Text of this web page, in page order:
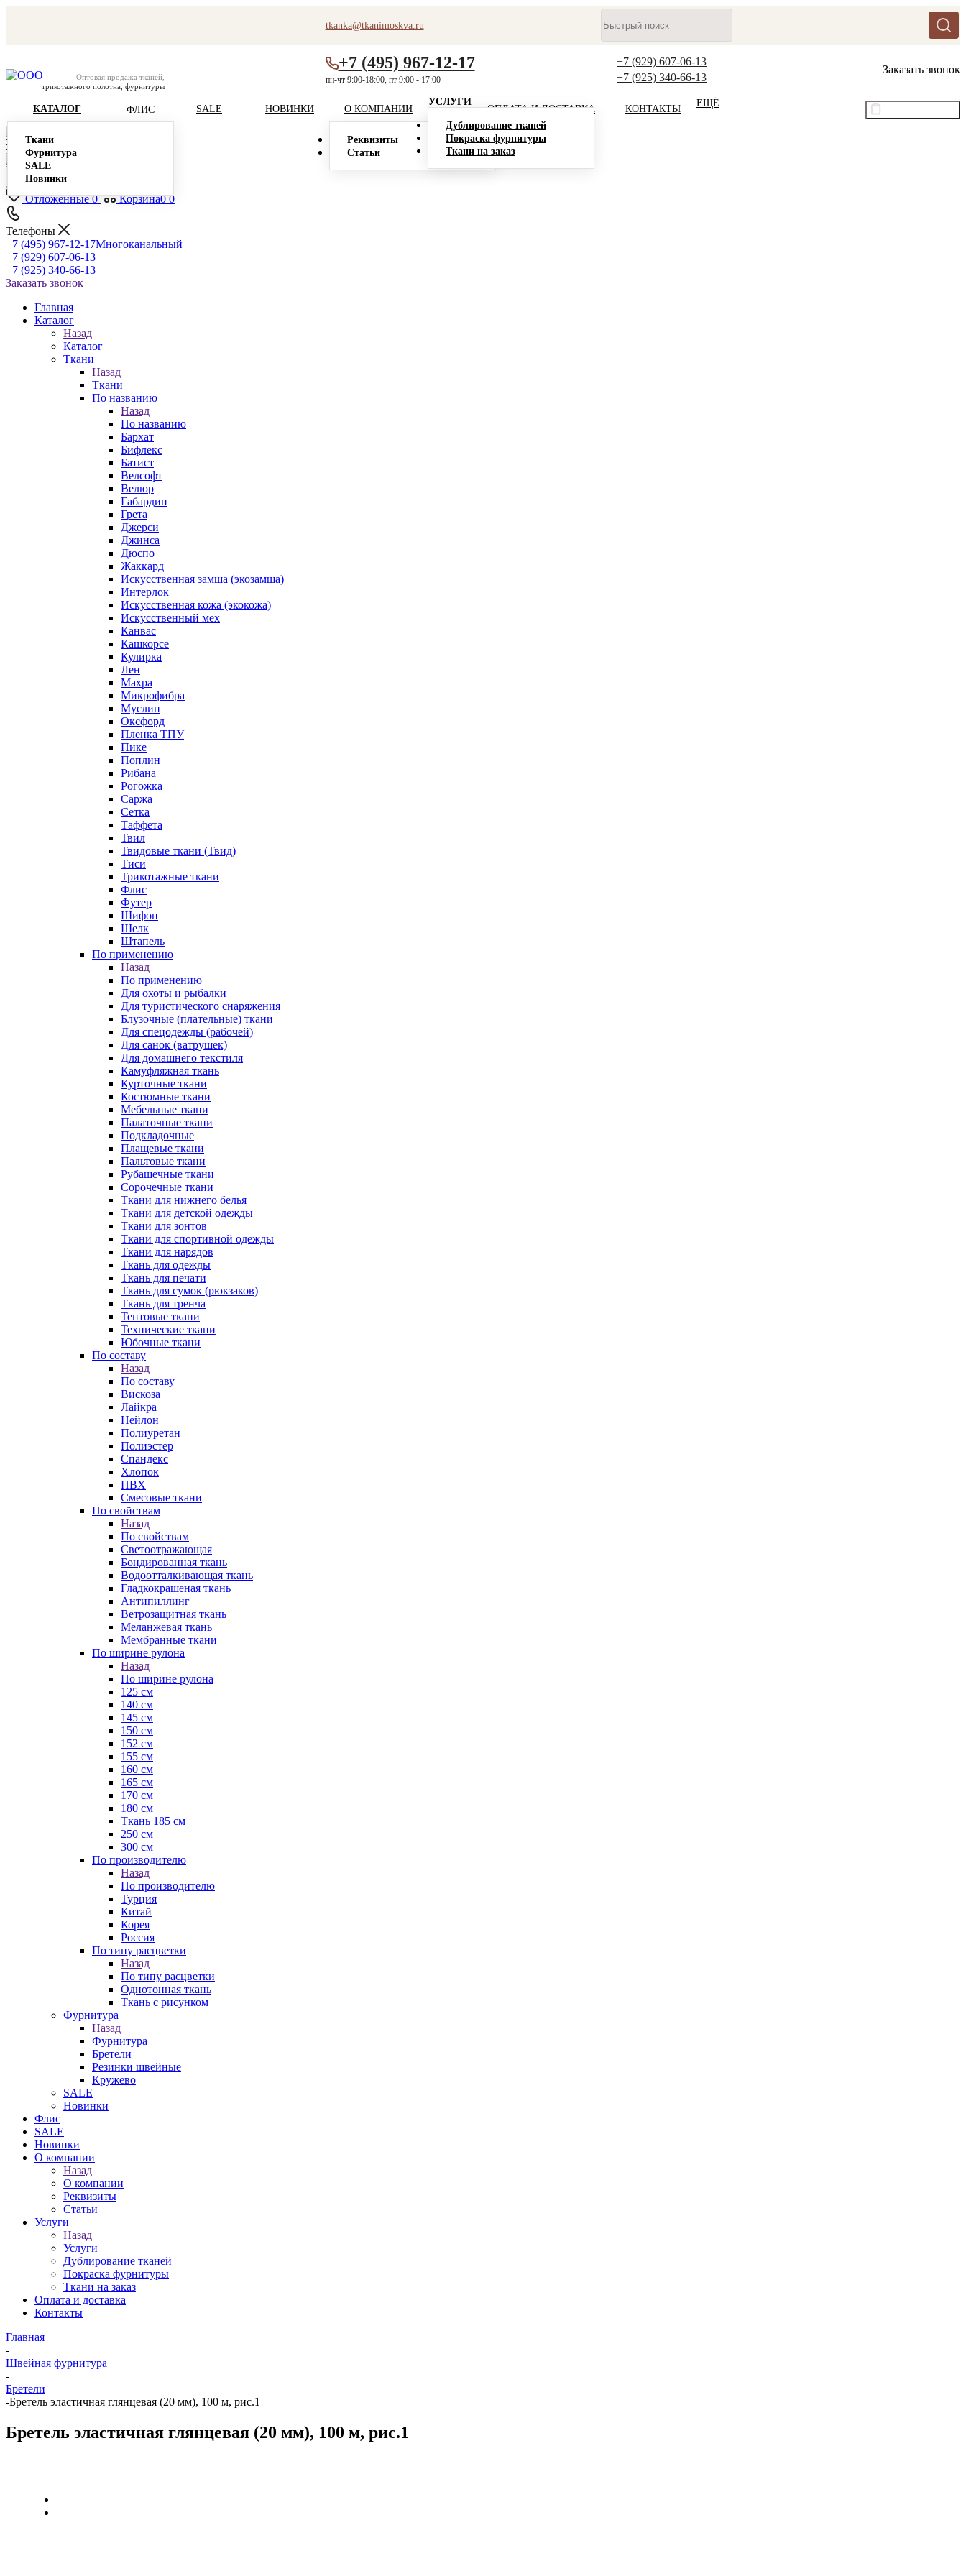
tkanka@tkanimoskva.ru
Оптовая продажа тканей,
трикотажного полотна, фурнитуры
+7 (495) 967-12-17
пн-чт 9:00-18:00, пт 9:00 - 17:00
+7 (929) 607-06-13
+7 (925) 340-66-13
Заказать звонок
КАТАЛОГ
Ткани
Фурнитура
SALE
Новинки
ФЛИС SALE НОВИНКИ О КОМПАНИИ
Реквизиты
Статьи
УСЛУГИ
Дублирование тканей
Покраска фурнитуры
Ткани на заказ
ОПЛАТА И ДОСТАВКА КОНТАКТЫ
ЕЩЁ
Отложенные 0 Корзина0 0
Телефоны
+7 (495) 967-12-17Многоканальный
+7 (929) 607-06-13
+7 (925) 340-66-13
Заказать звонок
Главная
Каталог
Назад
Каталог
Ткани
Назад
Ткани
По названию
Назад
По названию
Бархат
Бифлекс
Батист
Велсофт
Велюр
Габардин
Грета
Джерси
Джинса
Дюспо
Жаккард
Искусственная замша (экозамша)
Интерлок
Искусственная кожа (экокожа)
Искусственный мех
Канвас
Кашкорсе
Кулирка
Лен
Махра
Микрофибра
Муслин
Оксфорд
Пленка ТПУ
Пике
Поплин
Рибана
Рогожка
Саржа
Сетка
Таффета
Твил
Твидовые ткани (Твид)
Тиси
Трикотажные ткани
Флис
Футер
Шифон
Шелк
Штапель
По применению
Назад
По применению
Для охоты и рыбалки
Для туристического снаряжения
Блузочные (плательные) ткани
Для спецодежды (рабочей)
Для санок (ватрушек)
Для домашнего текстиля
Камуфляжная ткань
Курточные ткани
Костюмные ткани
Мебельные ткани
Палаточные ткани
Подкладочные
Плащевые ткани
Пальтовые ткани
Рубашечные ткани
Сорочечные ткани
Ткани для нижнего белья
Ткани для детской одежды
Ткани для зонтов
Ткани для спортивной одежды
Ткани для нарядов
Ткань для одежды
Ткань для печати
Ткань для сумок (рюкзаков)
Ткань для тренча
Тентовые ткани
Технические ткани
Юбочные ткани
По составу
Назад
По составу
Вискоза
Лайкра
Нейлон
Полиуретан
Полиэстер
Спандекс
Хлопок
ПВХ
Смесовые ткани
По свойствам
Назад
По свойствам
Светоотражающая
Бондированная ткань
Водоотталкивающая ткань
Гладкокрашеная ткань
Антипиллинг
Ветрозащитная ткань
Меланжевая ткань
Мембранные ткани
По ширине рулона
Назад
По ширине рулона
125 см
140 см
145 см
150 см
152 см
155 см
160 см
165 см
170 см
180 см
Ткань 185 см
250 см
300 см
По производителю
Назад
По производителю
Турция
Китай
Корея
Россия
По типу расцветки
Назад
По типу расцветки
Однотонная ткань
Ткань с рисунком
Фурнитура
Назад
Фурнитура
Бретели
Резинки швейные
Кружево
SALE
Новинки
Флис
SALE
Новинки
О компании
Назад
О компании
Реквизиты
Статьи
Услуги
Назад
Услуги
Дублирование тканей
Покраска фурнитуры
Ткани на заказ
Оплата и доставка
Контакты
Главная
-
Швейная фурнитура
-
Бретели
-Бретель эластичная глянцевая (20 мм), 100 м, рис.1
Бретель эластичная глянцевая (20 мм), 100 м, рис.1